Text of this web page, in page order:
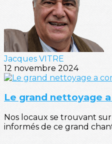
Jacques VITRE
12 novembre 2024
Le grand nettoyage
Nos locaux se trouvant
informés de ce grand